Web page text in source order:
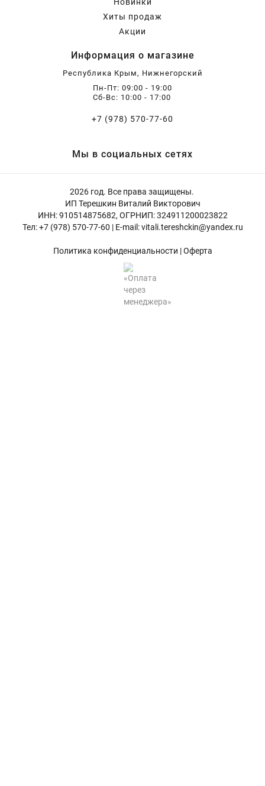
Хиты продаж
Акции
Информация о магазине
Республика Крым, Нижнегорский
Пн-Пт: 09:00 - 19:00
Сб-Вс: 10:00 - 17:00
+7 (978) 570-77-60
Мы в социальных сетях
2026 год. Все права защищены.
ИП Терешкин Виталий Викторович
ИНН: 910514875682, ОГРНИП: 324911200023822
Тел: +7 (978) 570-77-60 | E-mail: vitali.tereshckin@yandex.ru
Политика конфиденциальности |Оферта